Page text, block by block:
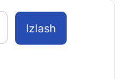
Izlash